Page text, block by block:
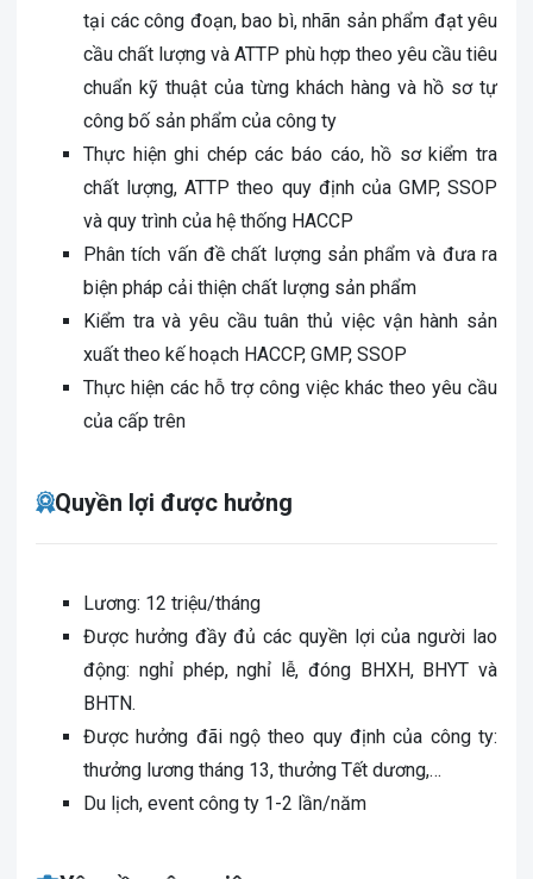
tại các công đoạn, bao bì, nhãn sản phẩm đạt yêu
cầu chất lượng và ATTP phù hợp theo yêu cầu tiêu
chuẩn kỹ thuật của từng khách hàng và hồ sơ tự
công bố sản phẩm của công ty
Thực hiện ghi chép các báo cáo, hồ sơ kiểm tra
chất lượng, ATTP theo quy định của GMP, SSOP
và quy trình của hệ thống HACCP
Phân tích vấn đề chất lượng sản phẩm và đưa ra
biện pháp cải thiện chất lượng sản phẩm
Kiểm tra và yêu cầu tuân thủ việc vận hành sản
xuất theo kế hoạch HACCP, GMP, SSOP
Thực hiện các hỗ trợ công việc khác theo yêu cầu
của cấp trên
Quyền lợi được hưởng
Lương: 12 triệu/tháng
Được hưởng đầy đủ các quyền lợi của người lao
động: nghỉ phép, nghỉ lễ, đóng BHXH, BHYT và
BHTN.
Được hưởng đãi ngộ theo quy định của công ty:
thưởng lương tháng 13, thưởng Tết dương,…
Du lịch, event công ty 1-2 lần/năm